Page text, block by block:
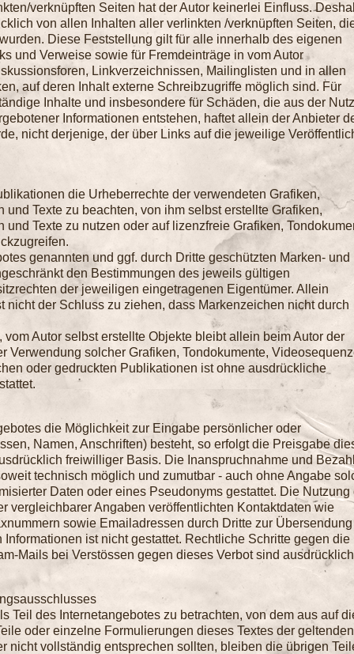
verknüpften Seiten hat der Autor keinerlei Einfluss.
von allen Inhalten aller verlinkten /verknüpften Seiten,
Diese Feststellung gilt für alle innerhalb des eigenen
und Verweise sowie für Fremdeinträge in vom Autor
Linkverzeichnissen, Mailinglisten und in allen
auf deren Inhalt externe Schreibzugriffe möglich sind. Für
Inhalte und insbesondere für Schäden, die aus der
Informationen entstehen, haftet allein der Anbieter
nicht derjenige, der über Links auf die jeweilige
die Urheberrechte der verwendeten Grafiken,
Texte zu beachten, von ihm selbst erstellte Grafiken,
Texte zu nutzen oder auf lizenzfreie Grafiken,
genannten und ggf. durch Dritte geschützten Marken- und
den Bestimmungen des jeweils gültigen
der jeweiligen eingetragenen Eigentümer. Allein
nicht der Schluss zu ziehen, dass Markenzeichen nicht durch
Autor selbst erstellte Objekte bleibt allein beim Autor der
Verwendung solcher Grafiken, Tondokumente,
oder gedruckten Publikationen ist ohne ausdrückliche
die Möglichkeit zur Eingabe persönlicher oder
Namen, Anschriften) besteht, so erfolgt die Preisgabe
freiwilliger Basis. Die Inanspruchnahme und
technisch möglich und zumutbar - auch ohne Angabe
Daten oder eines Pseudonyms gestattet. Die Nutzung
vergleichbarer Angaben veröffentlichten Kontaktdaten wie
sowie Emailadressen durch Dritte zur
ist nicht gestattet. Rechtliche Schritte gegen die
Mails bei Verstössen gegen dieses Verbot sind ausdrücklich
Teil des Internetangebotes zu betrachten, von dem aus auf
oder einzelne Formulierungen dieses Textes der geltenden
nicht vollständig entsprechen sollten, bleiben die übrigen